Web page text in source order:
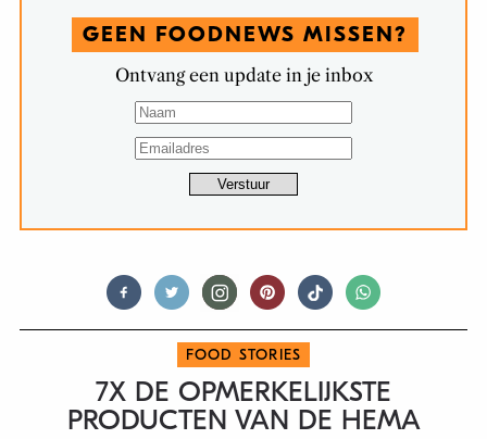
GEEN FOODNEWS MISSEN?
Ontvang een update in je inbox
FOOD STORIES
7X DE OPMERKELIJKSTE
PRODUCTEN VAN DE HEMA